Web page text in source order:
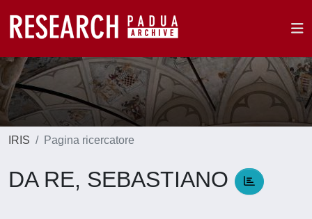
IRIS Pagina ricercatore
DA RE, SEBASTIANO